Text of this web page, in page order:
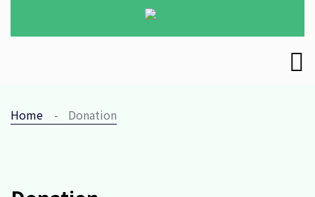
Home Donation